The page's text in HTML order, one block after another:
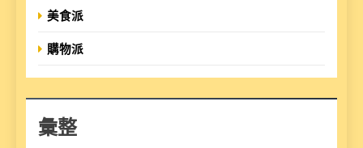
美食派
購物派
彙整